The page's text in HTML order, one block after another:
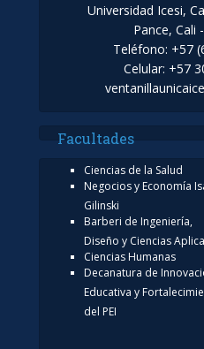
Universidad Icesi,
Pance, Cali
Teléfono: +57
Celular: +57
Facultades
Ciencias de la Salud
Negocios y Economía
Gilinski
Barberi de Ingeniería,
Diseño y Ciencias
Ciencias Humanas
Decanatura de
Educativa y
del PEI